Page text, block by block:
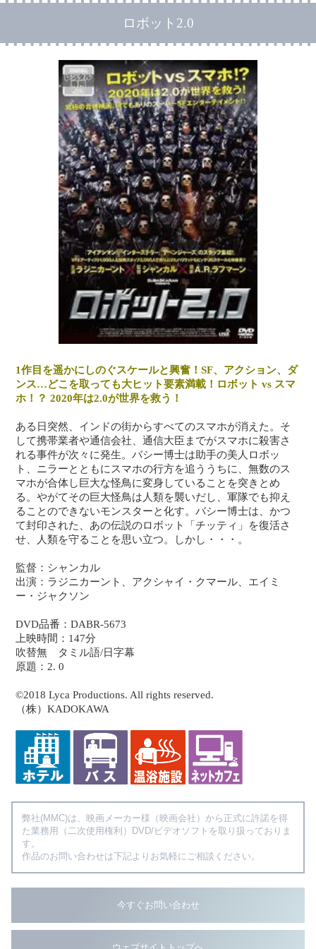
ロボット2.0
1作目を遥かにしのぐスケールと興奮！SF、アクション、ダ
ンス…どこを取っても大ヒット要素満載！ロボット vs スマ
ホ！？ 2020年は2.0が世界を救う！
ある日突然、インドの街からすべてのスマホが消えた。そ
して携帯業者や通信会社、通信大臣までがスマホに殺害さ
れる事件が次々に発生。バシー博士は助手の美人ロボッ
ト、ニラーとともにスマホの行方を追ううちに、無数のス
マホが合体し巨大な怪鳥に変身していることを突きとめ
る。やがてその巨大怪鳥は人類を襲いだし、軍隊でも抑え
ることのできないモンスターと化す。バシー博士は、かつ
て封印された、あの伝説のロボット「チッティ」を復活さ
せ、人類を守ることを思い立つ。しかし・・・。
監督：シャンカル
出演：ラジニカーント、アクシャイ・クマール、エイミ
ー・ジャクソン
DVD品番：DABR-5673
上映時間：147分
吹替無 タミル語/日字幕
原題：2. 0
©2018 Lyca Productions. All rights reserved.
（株）KADOKAWA
弊社(MMC)は、映画メーカー様（映画会社）から正式に許諾を得
た業務用（二次使用権利）DVD/ビデオソフトを取り扱っておりま
す。
作品のお問い合わせは下記よりお気軽にご相談ください。
今すぐお問い合わせ